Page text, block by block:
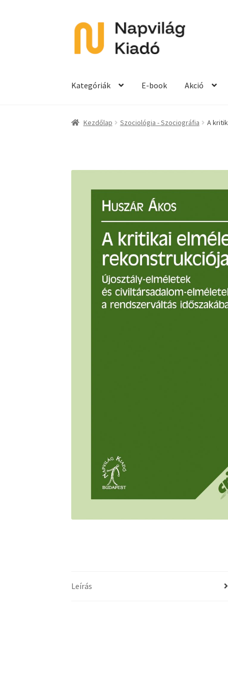
Ugrás
navigációhoz
Kilépés
tartalomba
Kategóriák E-book Akció
Kezdőlap Szociológia - Szociográfia A
Leírás